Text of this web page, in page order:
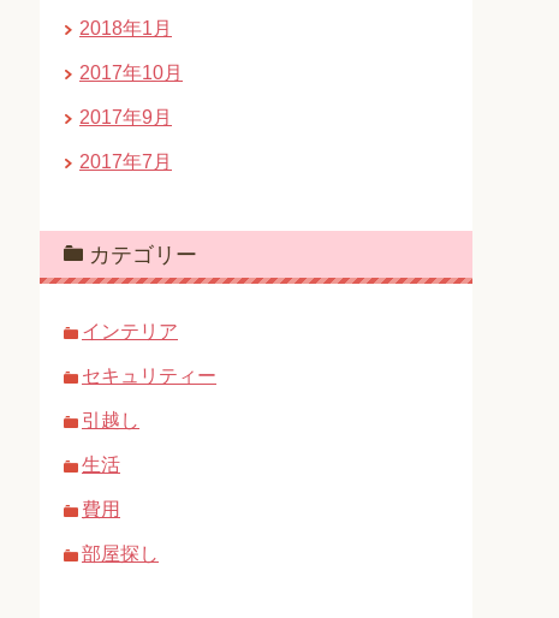
2018年1月
2017年10月
2017年9月
2017年7月
カテゴリー
インテリア
セキュリティー
引越し
生活
費用
部屋探し